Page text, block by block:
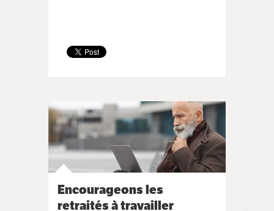
Encourageons les
retraités à travailler